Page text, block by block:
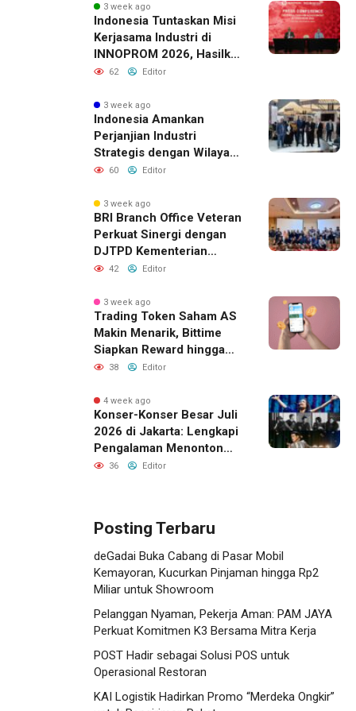
3 week ago
Indonesia Tuntaskan Misi
Kerjasama Industri di
INNOPROM 2026, Hasilkan
Belasan Kerja Sama
62 Editor
3 week ago
Indonesia Amankan
Perjanjian Industri
Strategis dengan Wilayah
Sverdlovsk, Rusia untuk
60 Editor
3 week ago
BRI Branch Office Veteran
Perkuat Sinergi dengan
DJTPD Kementerian
Komdigi RI melalui
Layanan BRI
42 Editor
3 week ago
Trading Token Saham AS
Makin Menarik, Bittime
Siapkan Reward hingga
Rp10 Juta
38 Editor
4 week ago
Konser-Konser Besar Juli
2026 di Jakarta: Lengkapi
Pengalaman Menonton
dengan Menginap Lebih
36 Editor
Posting Terbaru
deGadai Buka Cabang di Pasar Mobil
Kemayoran, Kucurkan Pinjaman hingga Rp2
Miliar untuk Showroom
Pelanggan Nyaman, Pekerja Aman: PAM JAYA
Perkuat Komitmen K3 Bersama Mitra Kerja
POST Hadir sebagai Solusi POS untuk
Operasional Restoran
KAI Logistik Hadirkan Promo “Merdeka Ongkir”